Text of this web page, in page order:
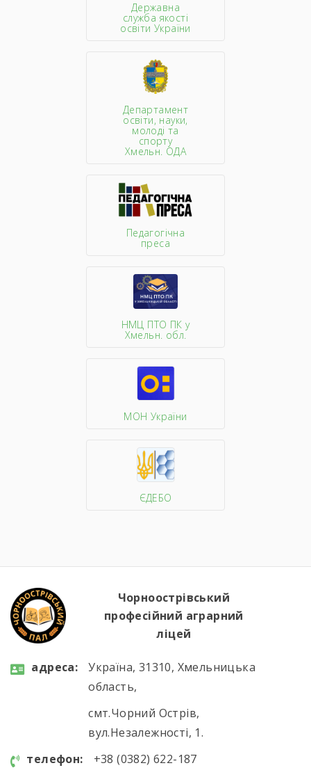
Державна
служба якості
освіти України
Департамент
освіти, науки,
молоді та
спорту
Хмельн. ОДА
Педагогічна
преса
НМЦ ПТО ПК у
Хмельн. обл.
МОН України
ЄДЕБО
Чорноострівський
професійний аграрний
ліцей
aдресa:
Україна, 31310, Хмельницька
область,
смт.Чорний Острів,
вул.Незалежності, 1.
телефон:
+38 (0382) 622-187